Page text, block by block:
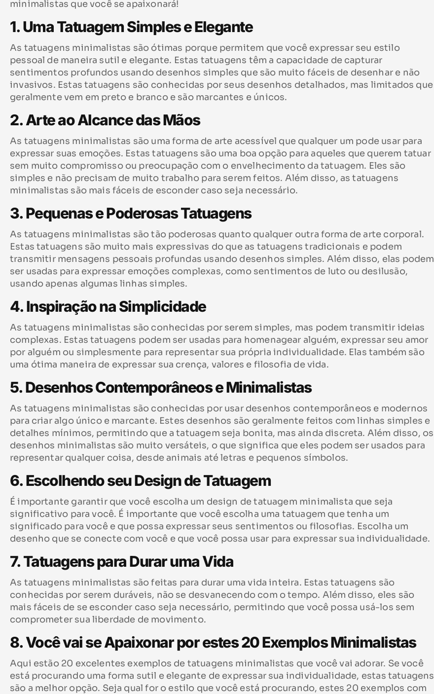
minimalistas que você se apaixonará!
1. Uma Tatuagem Simples e Elegante
As tatuagens minimalistas são ótimas porque permitem que você expressar seu estilo
pessoal de maneira sutil e elegante. Estas tatuagens têm a capacidade de capturar
sentimentos profundos usando desenhos simples que são muito fáceis de desenhar e não
invasivos. Estas tatuagens são conhecidas por seus desenhos detalhados, mas limitados que
geralmente vem em preto e branco e são marcantes e únicos.
2. Arte ao Alcance das Mãos
As tatuagens minimalistas são uma forma de arte acessível que qualquer um pode usar para
expressar suas emoções. Estas tatuagens são uma boa opção para aqueles que querem tatuar
sem muito compromisso ou preocupação com o envelhecimento da tatuagem. Eles são
simples e não precisam de muito trabalho para serem feitos. Além disso, as tatuagens
minimalistas são mais fáceis de esconder caso seja necessário.
3. Pequenas e Poderosas Tatuagens
As tatuagens minimalistas são tão poderosas quanto qualquer outra forma de arte corporal.
Estas tatuagens são muito mais expressivas do que as tatuagens tradicionais e podem
transmitir mensagens pessoais profundas usando desenhos simples. Além disso, elas podem
ser usadas para expressar emoções complexas, como sentimentos de luto ou desilusão,
usando apenas algumas linhas simples.
4. Inspiração na Simplicidade
As tatuagens minimalistas são conhecidas por serem simples, mas podem transmitir ideias
complexas. Estas tatuagens podem ser usadas para homenagear alguém, expressar seu amor
por alguém ou simplesmente para representar sua própria individualidade. Elas também são
uma ótima maneira de expressar sua crença, valores e filosofia de vida.
5. Desenhos Contemporâneos e Minimalistas
As tatuagens minimalistas são conhecidas por usar desenhos contemporâneos e modernos
para criar algo único e marcante. Estes desenhos são geralmente feitos com linhas simples e
detalhes mínimos, permitindo que a tatuagem seja bonita, mas ainda discreta. Além disso, os
desenhos minimalistas são muito versáteis, o que significa que eles podem ser usados para
representar qualquer coisa, desde animais até letras e pequenos símbolos.
6. Escolhendo seu Design de Tatuagem
É importante garantir que você escolha um design de tatuagem minimalista que seja
significativo para você. É importante que você escolha uma tatuagem que tenha um
significado para você e que possa expressar seus sentimentos ou filosofias. Escolha um
desenho que se conecte com você e que você possa usar para expressar sua individualidade.
7. Tatuagens para Durar uma Vida
As tatuagens minimalistas são feitas para durar uma vida inteira. Estas tatuagens são
conhecidas por serem duráveis, não se desvanecendo com o tempo. Além disso, eles são
mais fáceis de se esconder caso seja necessário, permitindo que você possa usá-los sem
comprometer sua liberdade de movimento.
8. Você vai se Apaixonar por estes 20 Exemplos Minimalistas
Aqui estão 20 excelentes exemplos de tatuagens minimalistas que você vai adorar. Se você
está procurando uma forma sutil e elegante de expressar sua individualidade, estas tatuagens
são a melhor opção. Seja qual for o estilo que você está procurando, estes 20 exemplos com